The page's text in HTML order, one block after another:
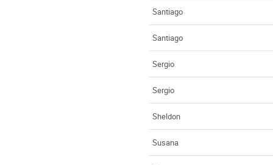
Santiago
Santiago
Sergio
Sergio
Sheldon
Susana